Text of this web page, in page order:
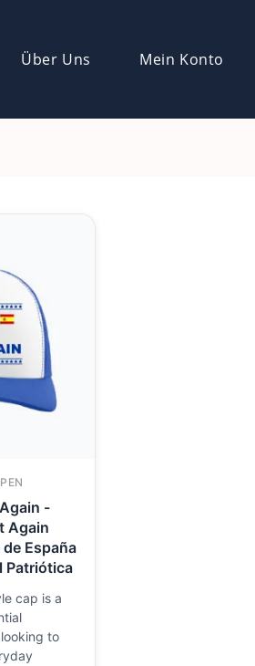
Über Uns Mein Konto
-
Again
España
Patriótica
cap is a
to